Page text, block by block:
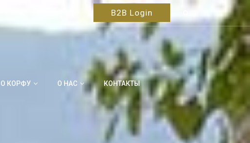
B2B Login
О КОРФУ О НАС КОНТАКТЫ